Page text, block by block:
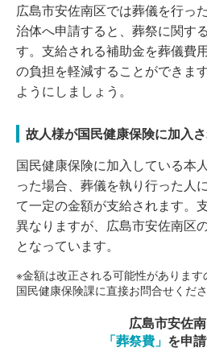
広島市安佐南区では葬儀を行っ
治体へ申請すると、葬祭に関す
す。支給される補助金を葬儀費
の負担を軽減することができま
ようにしましょう。
故人様が国民健康保険に加入
国民健康保険に加入している本
った場合、葬儀を執り行った人
て一定の金額が支給されます。
異なりますが、広島市安佐南区
となっています。
※金額は改正される可能性がありま
国民健康保険課に直接お問合せくださ
広島市安佐
「葬祭費」 を申